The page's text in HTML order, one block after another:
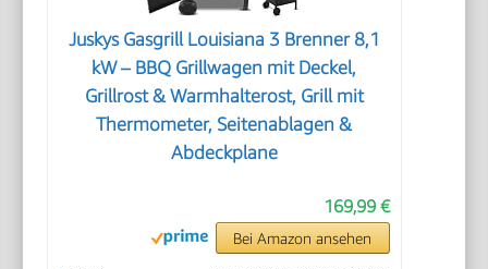
Juskys Gasgrill Louisiana 3 Brenner 8,1
kW – BBQ Grillwagen mit Deckel,
Grillrost & Warmhalterost, Grill mit
Thermometer, Seitenablagen &
Abdeckplane
169,99 €
Bei Amazon ansehen